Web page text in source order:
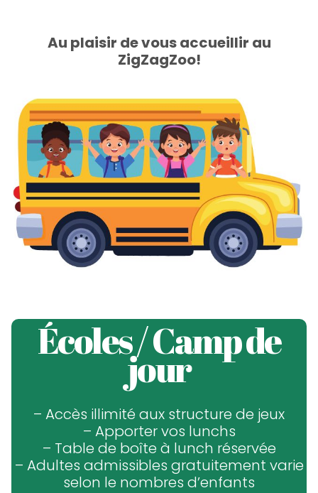
Au plaisir de vous accueillir au
ZigZagZoo!
Écoles / Camp de
jour
– Accès illimité aux structure de jeux
– Apporter vos lunchs
– Table de boîte à lunch réservée
– Adultes admissibles gratuitement varie
selon le nombres d’enfants